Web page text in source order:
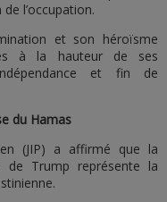
l’occupation.
et son héroïsme
à la hauteur de ses
et fin de
du Hamas
(JIP) a affirmé que la
de Trump représente la